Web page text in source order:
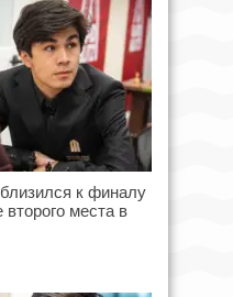
к финалу
места в